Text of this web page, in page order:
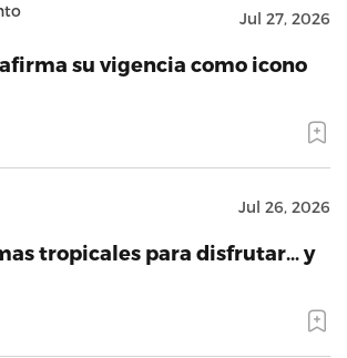
Jul 27, 2026
su vigencia como icono
Jul 26, 2026
tropicales para disfrutar… y